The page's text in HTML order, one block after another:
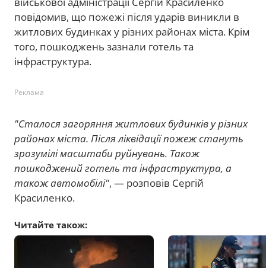
повідомив, що пожежі після ударів виникли в
житлових будинках у різних районах міста. Крім
того, пошкоджень зазнали готель та
інфраструктура.
Реклама
"Сталося загоряння житлових будинків у різних
районах міста. Після ліквідації пожеж стануть
зрозумілі масштаби руйнувань. Також
пошкоджений готель та інфраструктура, а
також автомобілі", — розповів Сергій
Красиленко.
Читайте також: